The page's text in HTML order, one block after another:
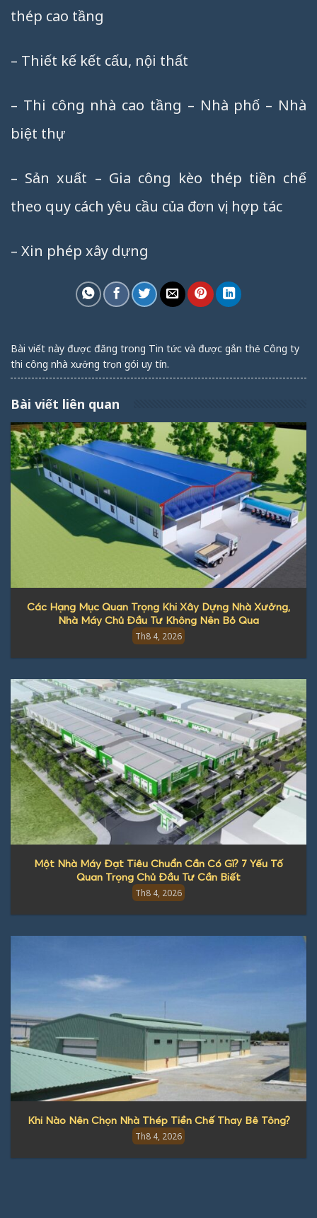
thép cao tầng
– Thiết kế kết cấu, nội thất
– Thi công nhà cao tầng – Nhà phố – Nhà
biệt thự
– Sản xuất – Gia công kèo thép tiền chế
theo quy cách yêu cầu của đơn vị hợp tác
– Xin phép xây dựng
Bài viết này được đăng trong Tin tức và được gắn thẻ Công ty
thi công nhà xưởng trọn gói uy tín.
Bài viết liên quan
Các Hạng Mục Quan Trọng Khi Xây Dựng Nhà Xưởng,
Nhà Máy Chủ Đầu Tư Không Nên Bỏ Qua
Th8 4, 2026
Một Nhà Máy Đạt Tiêu Chuẩn Cần Có Gì? 7 Yếu Tố
Quan Trọng Chủ Đầu Tư Cần Biết
Th8 4, 2026
Khi Nào Nên Chọn Nhà Thép Tiền Chế Thay Bê Tông?
Th8 4, 2026